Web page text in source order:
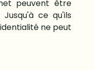
peuvent être
ce qu'ils
ne peut